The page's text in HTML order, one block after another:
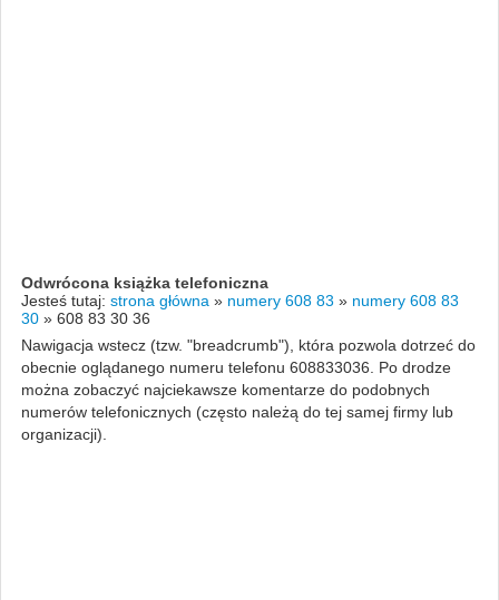
Odwrócona książka telefoniczna
Jesteś tutaj: strona główna » numery 608 83 » numery 608 83
30 » 608 83 30 36
Nawigacja wstecz (tzw. "breadcrumb"), która pozwola dotrzeć do
obecnie oglądanego numeru telefonu 608833036. Po drodze
można zobaczyć najciekawsze komentarze do podobnych
numerów telefonicznych (często należą do tej samej firmy lub
organizacji).